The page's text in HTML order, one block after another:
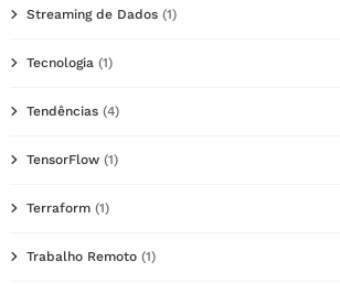
Streaming de Dados (1)
Tecnologia (1)
Tendências (4)
TensorFlow (1)
Terraform (1)
Trabalho Remoto (1)